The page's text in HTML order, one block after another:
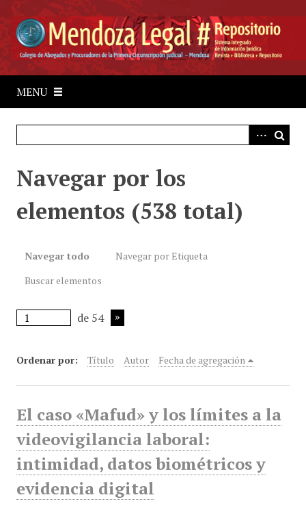
a
a
MENU
Navegar por los
elementos (538 total)
Navegar todo
Navegar por Etiqueta
Buscar elementos
de 54
Ordenar por: Título Autor Fecha de agregación
El caso «Mafud» y los límites a la
videovigilancia laboral:
intimidad, datos biométricos y
evidencia digital